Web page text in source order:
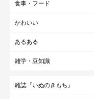
食事・フード
かわいい
あるある
雑学・豆知識
雑誌『いぬのきもち』